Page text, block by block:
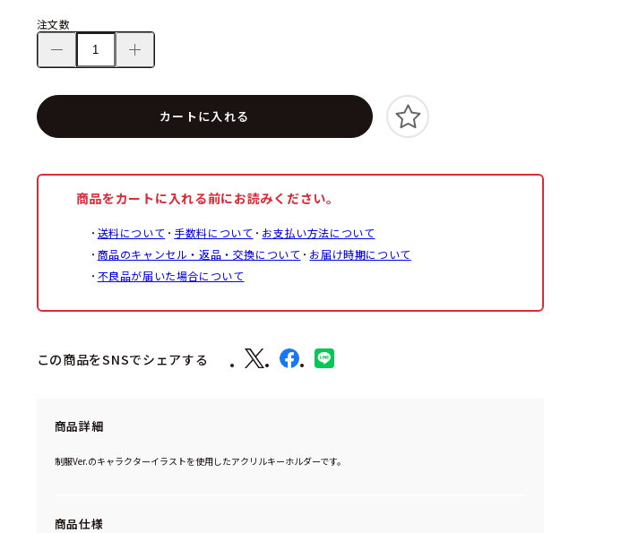
注文数
カートに入れる
商品をカートに入れる前にお読みください。
送料について 手数料について
お支払い方法について
商品のキャンセル・返品・交換について
お届け時期について
不良品が届いた場合について
この商品をSNSでシェアする
商品詳細
制服Ver.のキャラクターイラストを使用したアクリルキーホルダーです。
商品仕様